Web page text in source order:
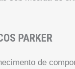
PARKER
de